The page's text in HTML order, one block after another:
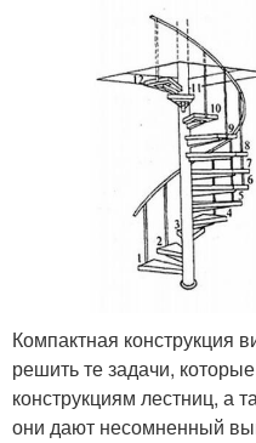
Компактная конструкция
решить те задачи,
конструкциям лестниц, а
они дают несомненный